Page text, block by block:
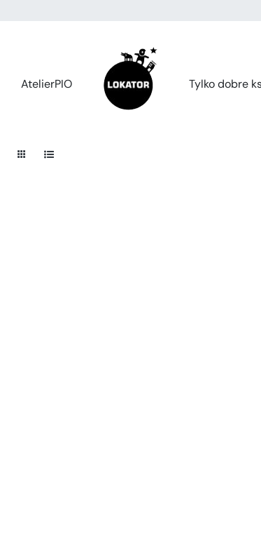
AtelierPIO Tylko dobre